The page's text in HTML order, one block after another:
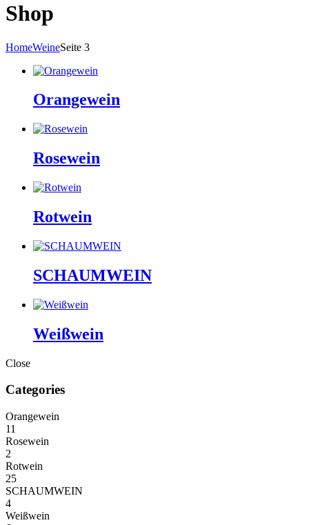
Shop
HomeWeineSeite 3
Orangewein
Rosewein
Rotwein
SCHAUMWEIN
Weißwein
Close
Categories
Orangewein
11
Rosewein
2
Rotwein
25
SCHAUMWEIN
4
Weißwein